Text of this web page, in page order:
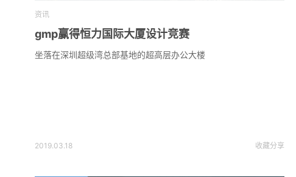
资讯
gmp赢得恒力国际大厦设计竞赛
坐落在深圳超级湾总部基地的超高层办公大楼
2019.03.18 收藏分享